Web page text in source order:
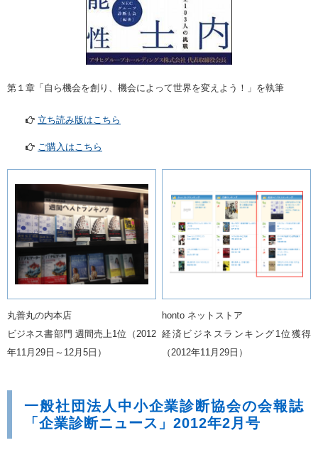
第１章「自ら機会を創り、機会によって世界を変えよう！」を執筆
立ち読み版はこちら
ご購入はこちら
丸善丸の内本店
ビジネス書部門 週間売上1位（2012
年11月29日～12月5日）
honto ネットストア
経済ビジネスランキング1位獲得
（2012年11月29日）
一般社団法人中小企業診断協会の会報誌
「企業診断ニュース」2012年2月号